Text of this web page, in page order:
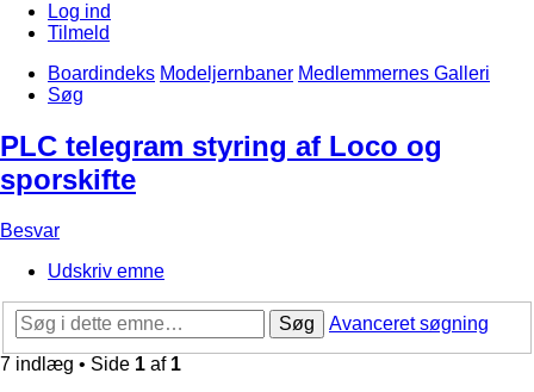
Log ind
Tilmeld
Boardindeks Modeljernbaner Medlemmernes Galleri
Søg
PLC telegram styring af Loco og
sporskifte
Besvar
Udskriv emne
Søg
Avanceret søgning
7 indlæg • Side 1 af 1